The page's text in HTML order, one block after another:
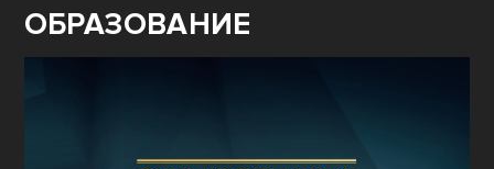
ОБРАЗОВАНИЕ